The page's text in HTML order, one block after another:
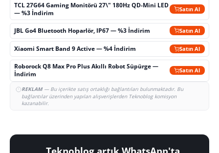
TCL 27G64 Gaming Monitörü 27\" 180Hz QD-Mini LED
— %3 İndirim
Satın Al
JBL Go4 Bluetooth Hoparlör, IP67 — %3 İndirim Satın Al
Xiaomi Smart Band 9 Active — %4 İndirim Satın Al
Roborock Q8 Max Pro Plus Akıllı Robot Süpürge —
İndirim
Satın Al
REKLAM— Bu içerikte satış ortaklığı bağlantıları bulunmaktadır. Bu
bağlantılar üzerinden yapılan alışverişlerden Teknoblog komisyon
kazanabilir.